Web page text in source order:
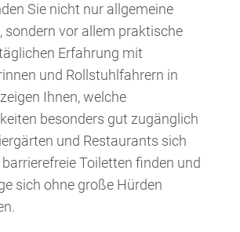
Sie nicht nur allgemeine
sondern vor allem praktische
Erfahrung mit
und Rollstuhlfahrern in
Ihnen, welche
besonders gut zugänglich
und Restaurants sich
Toiletten finden und
sich ohne große Hürden